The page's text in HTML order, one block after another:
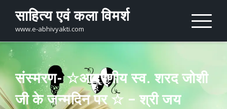
content
साहित्य एवं कला विमर्श
www.e-abhivyakti.com
संस्मरण- ☆आदरणीय स्व. शरद जोशी
जी के जन्मदिन पर ☆ – श्री जय